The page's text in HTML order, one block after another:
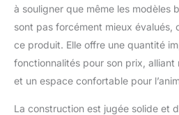
à souligner que même les modèles
sont pas forcément mieux évalués,
ce produit. Elle offre une quantité
fonctionnalités pour son prix,
et un espace confortable pour
La construction est jugée solide et